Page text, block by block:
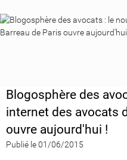
Blogosphère des
internet des avocats
ouvre aujourd'hui !
Publié le 01/06/2015